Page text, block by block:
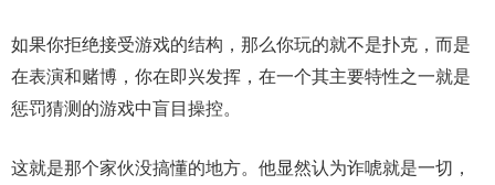
如果你拒绝接受游戏的结构，那么你玩的就不是扑克，而是
在表演和赌博，你在即兴发挥，在一个其主要特性之一就是
惩罚猜测的游戏中盲目操控。
这就是那个家伙没搞懂的地方。他显然认为诈唬就是一切，